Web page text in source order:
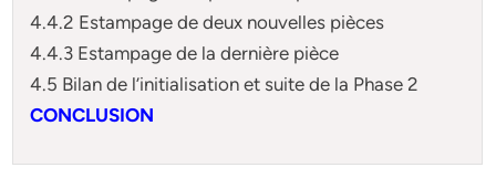
4.4.2 Estampage de deux nouvelles pièces
4.4.3 Estampage de la dernière pièce
4.5 Bilan de l’initialisation et suite de la Phase 2
CONCLUSION